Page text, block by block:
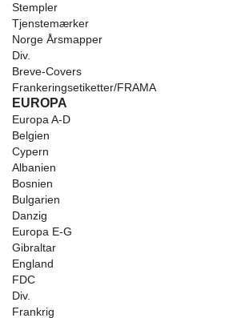
Stempler
Tjenstemærker
Norge Årsmapper
Div.
Breve-Covers
Frankeringsetiketter/FRAMA
EUROPA
Europa A-D
Belgien
Cypern
Albanien
Bosnien
Bulgarien
Danzig
Europa E-G
Gibraltar
England
FDC
Div.
Frankrig